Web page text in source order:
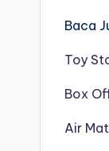
Baca
Toy
Box
Air